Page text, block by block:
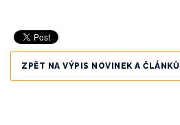
ZPĚT NA VÝPIS NOVINEK A ČLÁNKŮ